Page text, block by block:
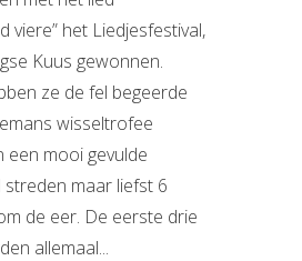
viere” het Liedjesfestival,
Kuus gewonnen.
ze de fel begeerde
wisseltrofee
een mooi gevulde
streden maar liefst 6
de eer. De eerste drie
allemaal...